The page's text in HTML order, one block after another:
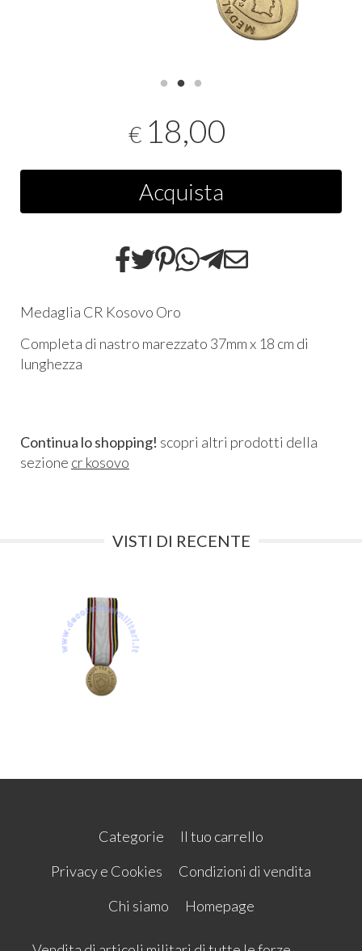
€ 18,00
Acquista
Medaglia CR Kosovo Oro
Completa di nastro marezzato 37mm x 18 cm di
lunghezza
Continua lo shopping! scopri altri prodotti della
sezione cr kosovo
VISTI DI RECENTE
Categorie
Il tuo carrello
Privacy e Cookies
Condizioni di vendita
Chi siamo
Homepage